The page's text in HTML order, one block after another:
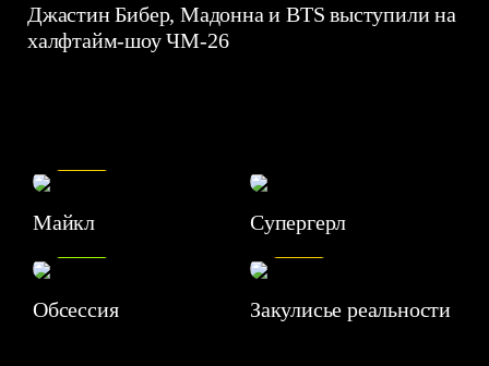
Джастин Бибер, Мадонна и BTS выступили на
халфтайм-шоу ЧМ-26
Майкл Супергерл
Обсессия
7.1
Закулисье реальности